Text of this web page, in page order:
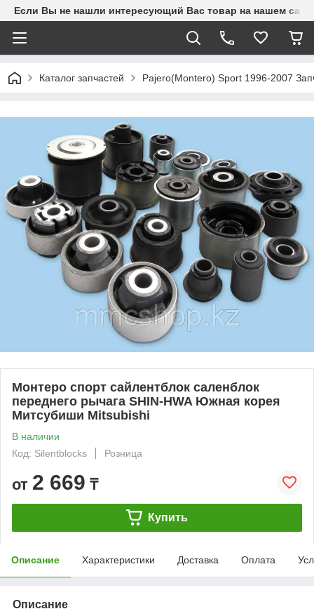
Если Вы не нашли интересующий Вас товар на нашем
Каталог запчастей Pajero(Montero) Sport 1996-2007
Монтеро спорт сайлентблок саленблок
переднего рычага SHIN-HWA Южная корея
Митсубиши Mitsubishi
В наличии
Код: Silentblocks
Розница
от 2 669 ₸
Купить
Описание Характеристики Доставка Оплата
Описание